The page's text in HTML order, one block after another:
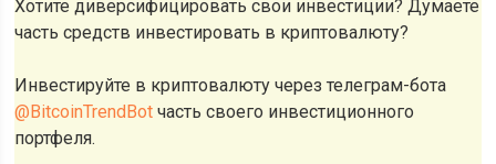
Хотите диверсифицировать свои инвестиции? Думаете
часть средств инвестировать в криптовалюту?
Инвестируйте в криптовалюту через телеграм-бота
@BitcoinTrendBot часть своего инвестиционного
портфеля.